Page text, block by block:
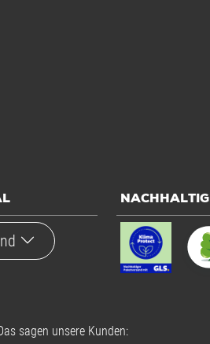
NACHHALTIG
sagen unsere Kunden: